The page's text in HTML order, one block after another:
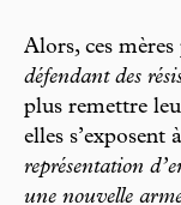
Alors, ces
défendant des
plus remettre
elles s’exposent
représentation
une nouvelle